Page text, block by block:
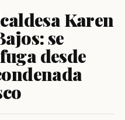
Karen
se
desde